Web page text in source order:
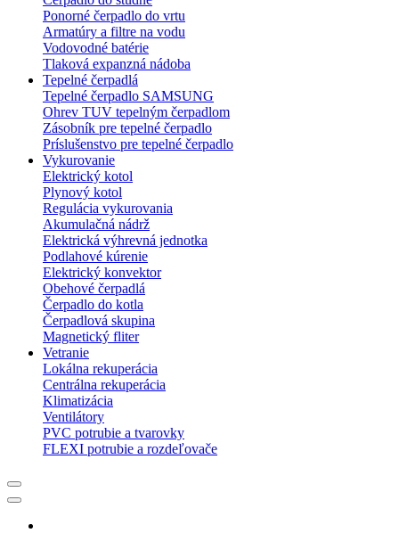
Ponorné čerpadlo do vrtu
Armatúry a filtre na vodu
Vodovodné batérie
Tlaková expanzná nádoba
Tepelné čerpadlá
Tepelné čerpadlo SAMSUNG
Ohrev TUV tepelným čerpadlom
Zásobník pre tepelné čerpadlo
Príslušenstvo pre tepelné čerpadlo
Vykurovanie
Elektrický kotol
Plynový kotol
Regulácia vykurovania
Akumulačná nádrž
Elektrická výhrevná jednotka
Podlahové kúrenie
Elektrický konvektor
Obehové čerpadlá
Čerpadlo do kotla
Čerpadlová skupina
Magnetický fliter
Vetranie
Lokálna rekuperácia
Centrálna rekuperácia
Klimatizácia
Ventilátory
PVC potrubie a tvarovky
FLEXI potrubie a rozdeľovače